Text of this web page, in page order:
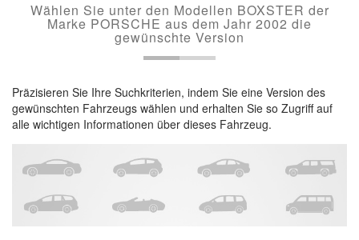
Wählen Sie unter den Modellen BOXSTER der
Marke PORSCHE aus dem Jahr 2002 die
gewünschte Version
Präzisieren Sie Ihre Suchkriterien, indem Sie eine Version des
gewünschten Fahrzeugs wählen und erhalten Sie so Zugriff auf
alle wichtigen Informationen über dieses Fahrzeug.